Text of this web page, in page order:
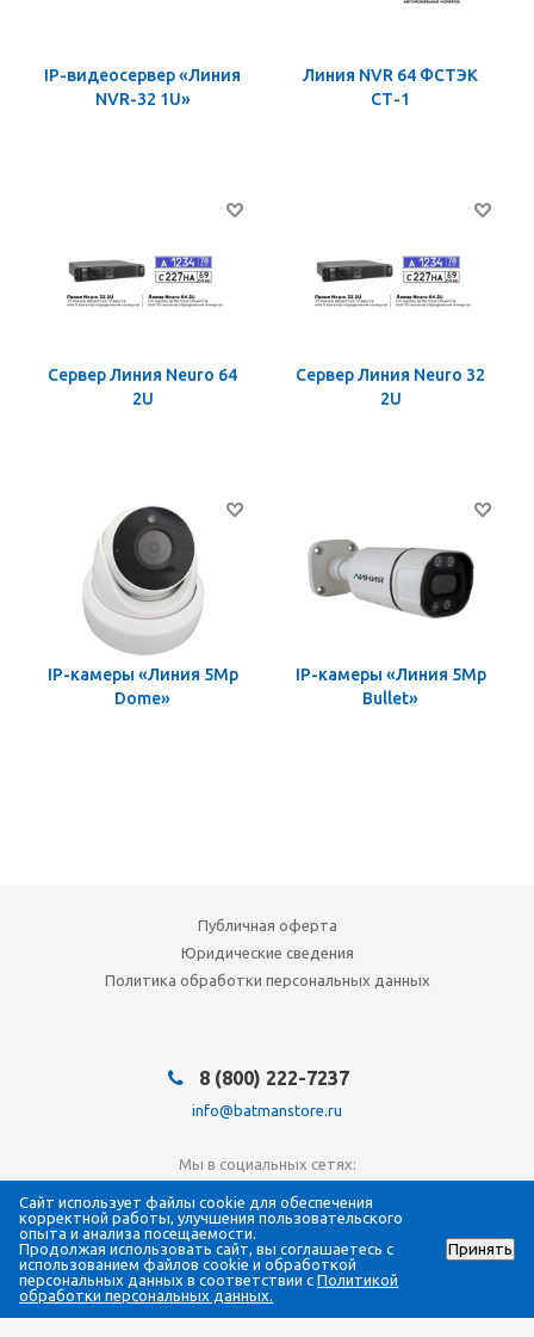
IP-видеосервер «Линия
NVR-32 1U»
Линия NVR 64 ФСТЭК
СТ-1
Сервер Линия Neuro 64
2U
Сервер Линия Neuro 32
2U
IP-камеры «Линия 5Mp
Dome»
IP-камеры «Линия 5Mp
Bullet»
Публичная оферта
Юридические сведения
Политика обработки персональных данных
8 (800) 222-7237
info@batmanstore.ru
Мы в социальных сетях:
© 2026 БэтмэнМагазин (BatmanStore)
Интернет-магазин электроники и систем безопасности
Все права защищены
ИП Густова Джесика Ренартовна
Сайт использует файлы cookie для обеспечения
корректной работы, улучшения пользовательского
опыта и анализа посещаемости.
Продолжая использовать сайт, вы соглашаетесь с
использованием файлов cookie и обработкой
персональных данных в соответствии сПолитикой
обработки персональных данных.
Принять